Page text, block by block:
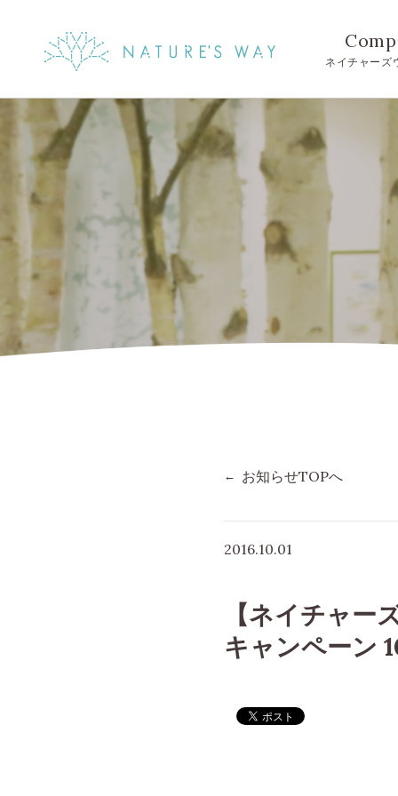
ネイチャーズ
お知らせTOPへ
2016.10.01
【ネイチャ
キャンペーン